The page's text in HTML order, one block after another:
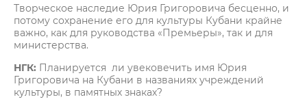
Творческое наследие Юрия Григоровича бесценно, и
потому сохранение его для культуры Кубани крайне
важно, как для руководства «Премьеры», так и для
министерства.
НГК: Планируется ли увековечить имя Юрия
Григоровича на Кубани в названиях учреждений
культуры, в памятных знаках?